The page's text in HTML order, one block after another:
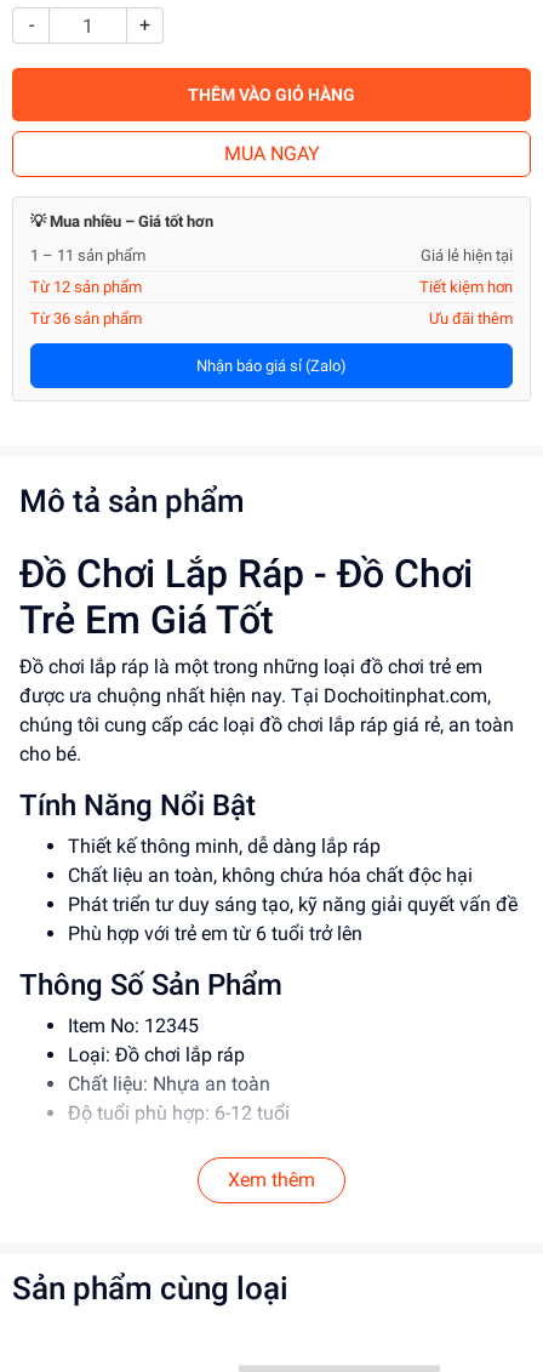
- +
THÊM VÀO GIỎ HÀNG
MUA NGAY
💡 Mua nhiều – Giá tốt hơn
1 – 11 sản phẩm
Giá lẻ hiện tại
Từ 12 sản phẩm
Tiết kiệm hơn
Từ 36 sản phẩm
Ưu đãi thêm
Nhận báo giá sỉ (Zalo)
Mô tả sản phẩm
Đồ Chơi Lắp Ráp - Đồ Chơi
Trẻ Em Giá Tốt
Đồ chơi lắp ráp là một trong những loại đồ chơi trẻ em
được ưa chuộng nhất hiện nay. Tại Dochoitinphat.com,
chúng tôi cung cấp các loại đồ chơi lắp ráp giá rẻ, an toàn
cho bé.
Tính Năng Nổi Bật
Thiết kế thông minh, dễ dàng lắp ráp
Chất liệu an toàn, không chứa hóa chất độc hại
Phát triển tư duy sáng tạo, kỹ năng giải quyết vấn đề
Phù hợp với trẻ em từ 6 tuổi trở lên
Thông Số Sản Phẩm
Item No: 12345
Loại: Đồ chơi lắp ráp
Chất liệu: Nhựa an toàn
Độ tuổi phù hợp: 6-12 tuổi
Hướng Dẫn Sử Dụng
Đọc kỹ hướng dẫn trước khi sử dụng
Lợi Ích Phát Triển
Xem thêm
Sản phẩm cùng loại